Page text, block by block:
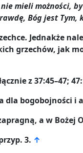
mieli możności,
Bóg jest Tym,
Jednakże
grzechów, jak
z 37:45–47;
bogobojności i
a w Bożej
3. ↑